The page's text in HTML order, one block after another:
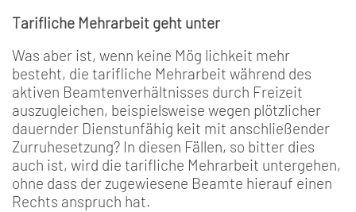
Tarifliche Mehrarbeit geht unter
Was aber ist, wenn keine Mög­ lichkeit mehr
besteht, die tarif­liche Mehrarbeit während des
aktiven Beamtenverhältnisses durch Freizeit
auszugleichen, beispielsweise wegen plötzli­cher
dauernder Dienstunfähig­ keit mit anschließender
Zurru­hesetzung? In diesen Fällen, so bitter dies
auch ist, wird die ta­rifliche Mehrarbeit untergehen,
ohne dass der zugewiesene Beamte hierauf einen
Rechts­ anspruch hat.